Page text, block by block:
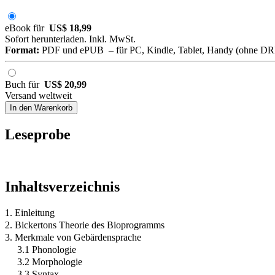
eBook für US$ 18,99
Sofort herunterladen. Inkl. MwSt.
Format: PDF und ePUB – für PC, Kindle, Tablet, Handy (ohne
Buch für US$ 20,99
Versand weltweit
In den Warenkorb
Leseprobe
Inhaltsverzeichnis
1. Einleitung
2. Bickertons Theorie des Bioprogramms
3. Merkmale von Gebärdensprache
3.1 Phonologie
3.2 Morphologie